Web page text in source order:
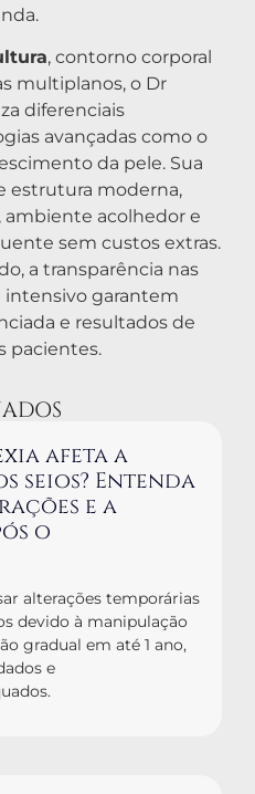
, contorno corporal
multiplanos, o Dr
diferenciais
avançadas como o
da pele. Sua
estrutura moderna,
acolhedor e
sem custos extras.
a transparência nas
intensivo garantem
e resultados de
pacientes.
afeta a
seios? Entenda
e a
o
alterações temporárias
devido à manipulação
gradual em até 1 ano,
e